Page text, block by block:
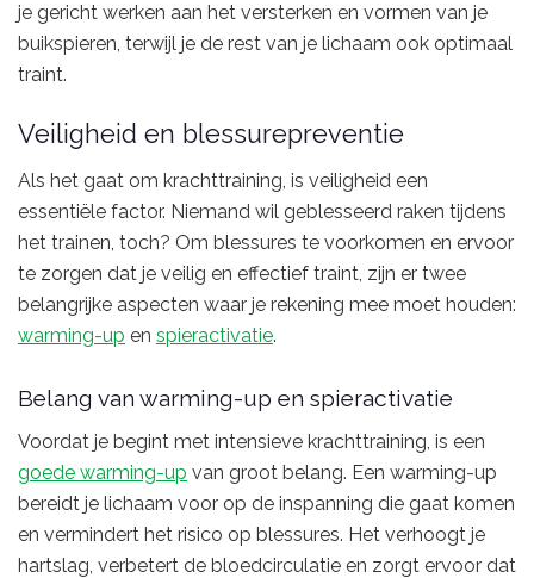
je gericht werken aan het versterken en vormen van je
buikspieren, terwijl je de rest van je lichaam ook optimaal
traint.
Veiligheid en blessurepreventie
Als het gaat om krachttraining, is veiligheid een
essentiële factor. Niemand wil geblesseerd raken tijdens
het trainen, toch? Om blessures te voorkomen en ervoor
te zorgen dat je veilig en effectief traint, zijn er twee
belangrijke aspecten waar je rekening mee moet houden:
warming-up en spieractivatie.
Belang van warming-up en spieractivatie
Voordat je begint met intensieve krachttraining, is een
goede warming-up van groot belang. Een warming-up
bereidt je lichaam voor op de inspanning die gaat komen
en vermindert het risico op blessures. Het verhoogt je
hartslag, verbetert de bloedcirculatie en zorgt ervoor dat